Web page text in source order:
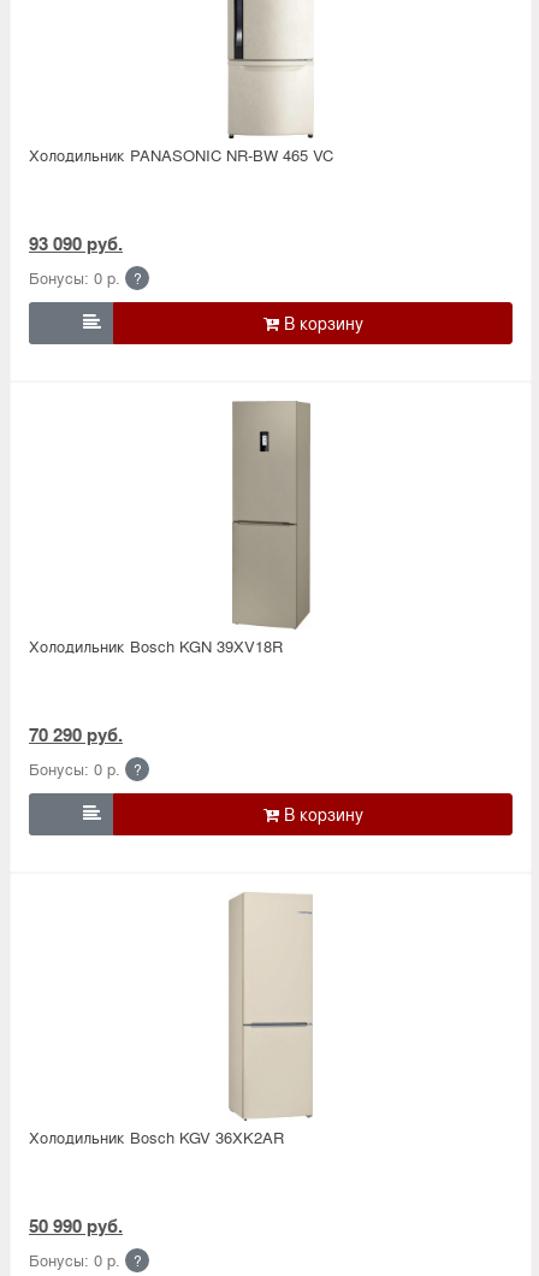
Холодильник PANASONIC NR-BW 465 VC
93 090 руб.
Бонусы: 0 р. ?

Холодильник Bosсh KGN 39XV18R
70 290 руб.
Бонусы: 0 р. ?

Холодильник Bosсh KGV 36XK2AR
50 990 руб.
Бонусы: 0 р. ?